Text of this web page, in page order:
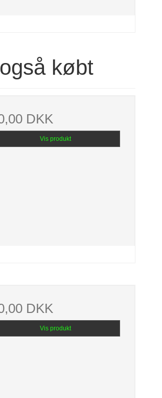
købt
DKK
Vis produkt
DKK
Vis produkt